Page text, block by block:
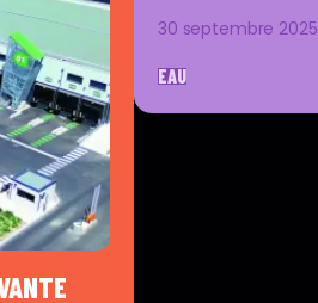
30 septembre 2025
EAU